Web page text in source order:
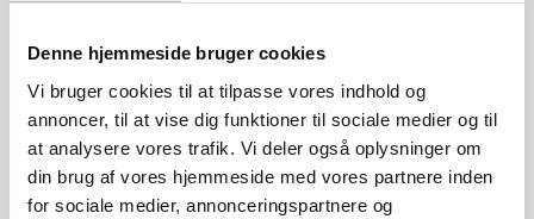
Denne hjemmeside bruger cookies
Vi bruger cookies til at tilpasse vores indhold og
annoncer, til at vise dig funktioner til sociale medier og til
at analysere vores trafik. Vi deler også oplysninger om
din brug af vores hjemmeside med vores partnere inden
for sociale medier, annonceringspartnere og
kødet skal være dækket hele tiden.
Lad kødet køle af i braiseringsvæsken, så det ikke
bliver tørt. Opbevar det i køleskabet hvor det kan
holde sig 4-5 dage.
Syltede gulerødder